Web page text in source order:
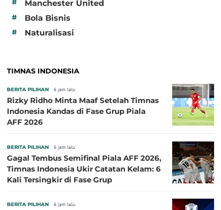
# Manchester United
# Bola Bisnis
# Naturalisasi
TIMNAS INDONESIA
BERITA PILIHAN 6 jam lalu
Rizky Ridho Minta Maaf Setelah Timnas
Indonesia Kandas di Fase Grup Piala
AFF 2026
BERITA PILIHAN 6 jam lalu
Gagal Tembus Semifinal Piala AFF 2026,
Timnas Indonesia Ukir Catatan Kelam: 6
Kali Tersingkir di Fase Grup
BERITA PILIHAN 6 jam lalu